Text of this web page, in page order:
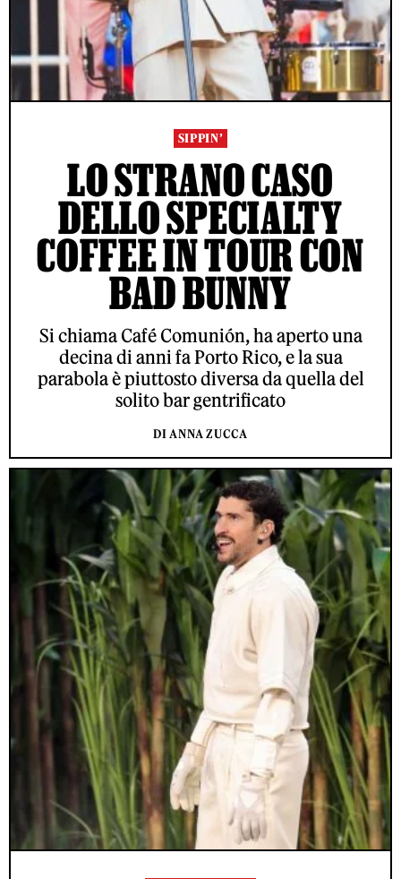
SIPPIN’
LO STRANO CASO
DELLO SPECIALTY
COFFEE IN TOUR CON
BAD BUNNY
Si chiama Café Comunión, ha aperto una
decina di anni fa Porto Rico, e la sua
parabola è piuttosto diversa da quella del
solito bar gentrificato
DI ANNA ZUCCA